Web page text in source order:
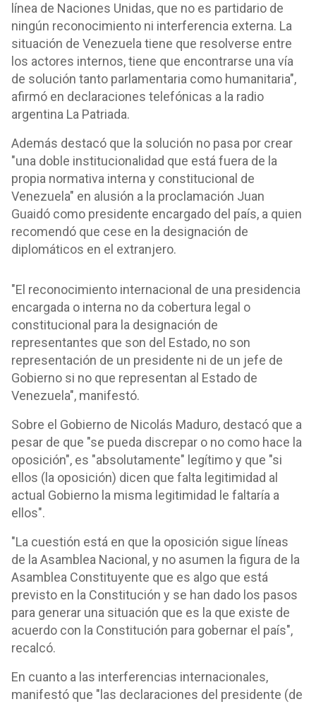
línea de Naciones Unidas, que no es partidario de
ningún reconocimiento ni interferencia externa. La
situación de Venezuela tiene que resolverse entre
los actores internos, tiene que encontrarse una vía
de solución tanto parlamentaria como humanitaria",
afirmó en declaraciones telefónicas a la radio
argentina La Patriada.
Además destacó que la solución no pasa por crear
"una doble institucionalidad que está fuera de la
propia normativa interna y constitucional de
Venezuela" en alusión a la proclamación Juan
Guaidó como presidente encargado del país, a quien
recomendó que cese en la designación de
diplomáticos en el extranjero.
"El reconocimiento internacional de una presidencia
encargada o interna no da cobertura legal o
constitucional para la designación de
representantes que son del Estado, no son
representación de un presidente ni de un jefe de
Gobierno si no que representan al Estado de
Venezuela", manifestó.
Sobre el Gobierno de Nicolás Maduro, destacó que a
pesar de que "se pueda discrepar o no como hace la
oposición", es "absolutamente" legítimo y que "si
ellos (la oposición) dicen que falta legitimidad al
actual Gobierno la misma legitimidad le faltaría a
ellos".
"La cuestión está en que la oposición sigue líneas
de la Asamblea Nacional, y no asumen la figura de la
Asamblea Constituyente que es algo que está
previsto en la Constitución y se han dado los pasos
para generar una situación que es la que existe de
acuerdo con la Constitución para gobernar el país",
recalcó.
En cuanto a las interferencias internacionales,
manifestó que "las declaraciones del presidente (de